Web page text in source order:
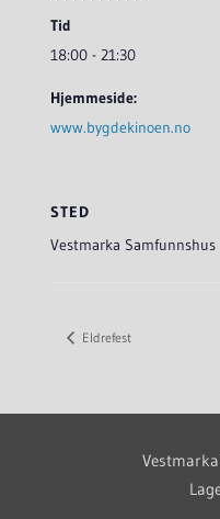
Tid
18:00 - 21:30
Hjemmeside:
www.bygdekinoen.no
STED
Vestmarka Samfunnshus
Eldrefest